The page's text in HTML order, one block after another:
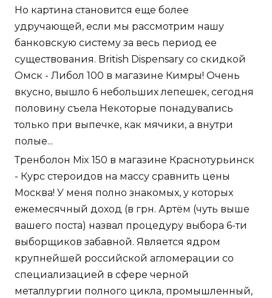
Но картина становится еще более
удручающей, если мы рассмотрим нашу
банковскую систему за весь период ее
существования. British Dispensary со скидкой
Омск - Либол 100 в магазине Кимры! Очень
вкусно, вышло 6 небольших лепешек, сегодня
половину съела Некоторые понадувались
только при выпечке, как мячики, а внутри
полые...
Тренболон Mix 150 в магазине Краснотурьинск
- Курс стероидов на массу сравнить цены
Москва! У меня полно знакомых, у которых
ежемесячный доход (в грн. Артём (чуть выше
вашего поста) назвал процедуру выбора 6-ти
выборщиков забавной. Является ядром
крупнейшей российской агломерации со
специализацией в сфере черной
металлургии полного цикла, промышленный,